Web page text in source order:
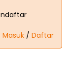
Masuk / Daftar